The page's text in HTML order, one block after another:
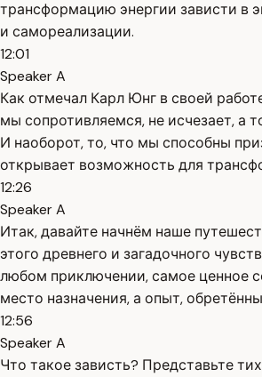
трансформацию энергии зависти в
и самореализации.
12:01
Speaker A
Как отмечал Карл Юнг в своей
мы сопротивляемся, не исчезает, а
И наоборот, то, что мы способны
открывает возможность для
12:26
Speaker A
Итак, давайте начнём наше
этого древнего и загадочного
любом приключении, самое ценное
место назначения, а опыт,
12:56
Speaker A
Что такое зависть? Представьте